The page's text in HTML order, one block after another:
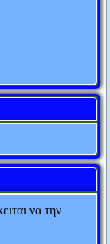
οι
λάθος, τότε
ότι θα σε ρίξει
να την